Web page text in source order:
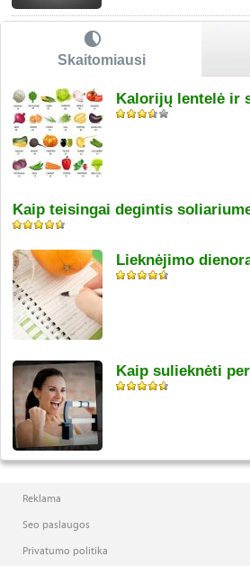
Skaitomiausi
Kalorijų lentelė ir
Kaip teisingai degintis
Lieknėjimo
Kaip sulieknėti
Reklama
Seo paslaugos
Privatumo politika